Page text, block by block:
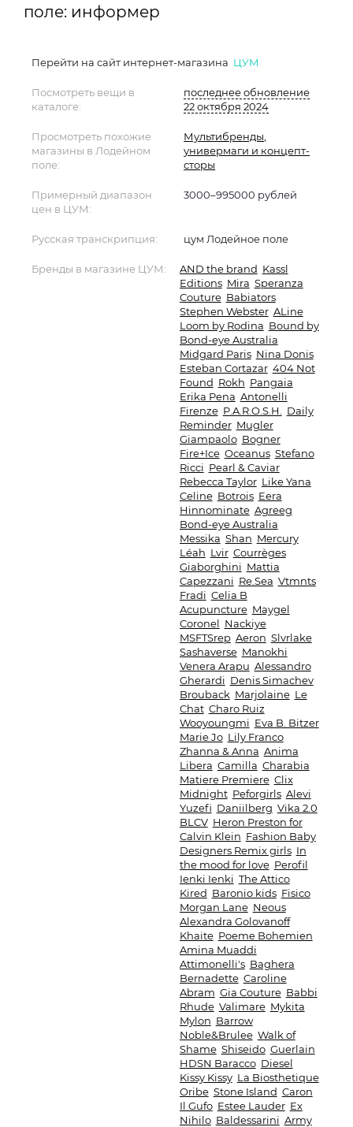
поле: информер
Перейти на сайт интернет-магазина ЦУМ
Посмотреть вещи в
каталоге:
последнее обновление
22 октября 2024
Просмотреть похожие
магазины в Лодейном
поле:
Мультибренды,
универмаги и концепт-
сторы
Примерный диапазон
цен в ЦУМ:
3000–995000 рублей
Русская транскрипция: цум Лодейное поле
Бренды в магазине ЦУМ: AND the brand Kassl
Editions Mira Speranza
Couture Babiators
Stephen Webster ALine
Loom by Rodina Bound by
Bond-eye Australia
Midgard Paris Nina Donis
Esteban Cortazar 404 Not
Found Rokh Pangaia
Erika Pena Antonelli
Firenze P.A.R.O.S.H.
Daily
Reminder Mugler
Giampaolo Bogner
Fire+Ice Oceanus Stefano
Ricci Pearl & Caviar
Rebecca Taylor Like Yana
Celine Botrois Eera
Hinnominate Agreeg
Bond-eye Australia
Messika Shan Mercury
Léah Lvir Courrèges
Giaborghini Mattia
Capezzani Re.Sea Vtmnts
Fradi Celia B
Acupuncture Maygel
Coronel Nackiye
MSFTSrep Aeron Slvrlake
Sashaverse Manokhi
Venera Arapu Alessandro
Gherardi Denis Simachev
Brouback Marjolaine Le
Chat Charo Ruiz
Wooyoungmi Eva B. Bitzer
Marie Jo Lily Franco
Zhanna & Anna Anima
Libera Camilla Charabia
Matiere Premiere Clix
Midnight Peforgirls Alevi
Yuzefi Daniilberg Vika 2.0
BLCV Heron Preston for
Calvin Klein Fashion Baby
Designers Remix girls In
the mood for love Perofil
Ienki Ienki The Attico
Kired Baronio kids Fisico
Morgan Lane Neous
Alexandra Golovanoff
Khaite Poeme Bohemien
Amina Muaddi
Attimonelli's Baghera
Bernadette Caroline
Abram Gia Couture Babbi
Rhude Valimare Mykita
Mylon Barrow
Noble&Brulee Walk of
Shame Shiseido Guerlain
HDSN Baracco Diesel
Kissy Kissy La Biosthetique
Oribe Stone Island Caron
Il Gufo Estee Lauder Ex
Nihilo Baldessarini Army